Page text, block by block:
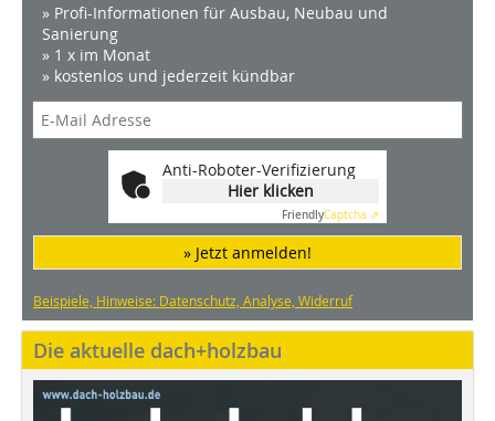
» Profi-Informationen für Ausbau, Neubau und
Sanierung
» 1 x im Monat
» kostenlos und jederzeit kündbar
Anti-Roboter-Verifizierung
Hier klicken
FriendlyCaptcha ⇗
» Jetzt anmelden!
Beispiele, Hinweise: Datenschutz, Analyse, Widerruf
Die aktuelle dach+holzbau